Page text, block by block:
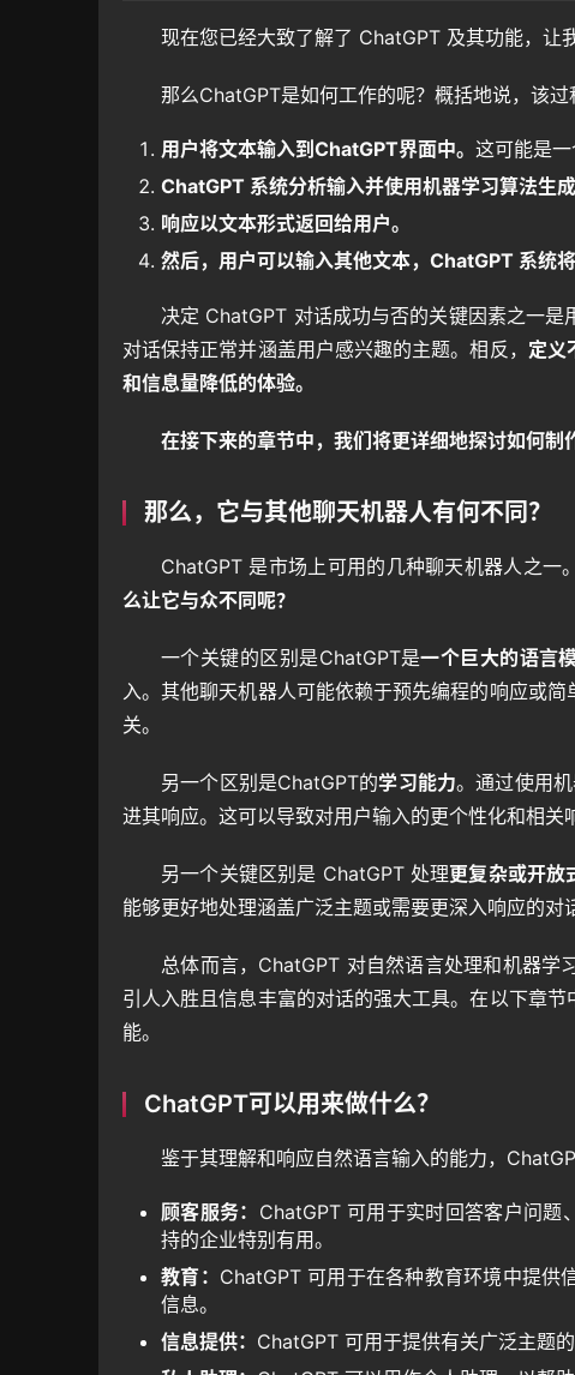
现在您已经大致了解了 ChatGPT 及其功能，让
那么ChatGPT是如何工作的呢？概括地说，该过
用户将文本输入到ChatGPT界面中。 这可能是一
ChatGPT 系统分析输入并使用机器学习算法生成
响应以文本形式返回给用户。
然后，用户可以输入其他文本，ChatGPT 系统
决定 ChatGPT 对话成功与否的关键因素之一
对话保持正常并涵盖用户感兴趣的主题。相反， 定义
和信息量降低的体验。
在接下来的章节中，我们将更详细地探讨如何制
那么，它与其他聊天机器人有何不同？
ChatGPT 是市场上可用的几种聊天机器人之
么让它与众不同呢？
一个关键的区别是ChatGPT是一个巨大的语言
入。其他聊天机器人可能依赖于预先编程的响应或
关。
另一个区别是ChatGPT的学习能力。通过使用
进其响应。这可以导致对用户输入的更个性化和相关
另一个关键区别是 ChatGPT 处理更复杂或开放
能够更好地处理涵盖广泛主题或需要更深入响应的对
总体而言，ChatGPT 对自然语言处理和机器学
引人入胜且信息丰富的对话的强大工具。在以下章
能。
ChatGPT可以用来做什么？
鉴于其理解和响应自然语言输入的能力，
顾客服务： ChatGPT 可用于实时回答客户问
持的企业特别有用。
教育： ChatGPT 可用于在各种教育环境中提供
信息。
信息提供： ChatGPT 可用于提供有关广泛主题